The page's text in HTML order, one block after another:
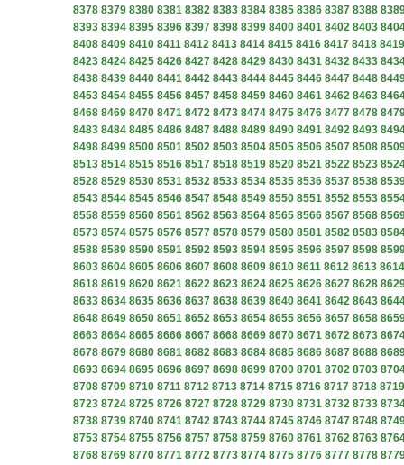
8378 8379 8380 8381 8382 8383 8384 8385 8386 8387 8388
8393 8394 8395 8396 8397 8398 8399 8400 8401 8402 8403
8408 8409 8410 8411 8412 8413 8414 8415 8416 8417 8418 8419
8423 8424 8425 8426 8427 8428 8429 8430 8431 8432 8433
8438 8439 8440 8441 8442 8443 8444 8445 8446 8447 8448
8453 8454 8455 8456 8457 8458 8459 8460 8461 8462 8463
8468 8469 8470 8471 8472 8473 8474 8475 8476 8477 8478
8483 8484 8485 8486 8487 8488 8489 8490 8491 8492 8493
8498 8499 8500 8501 8502 8503 8504 8505 8506 8507 8508
8513 8514 8515 8516 8517 8518 8519 8520 8521 8522 8523
8528 8529 8530 8531 8532 8533 8534 8535 8536 8537 8538
8543 8544 8545 8546 8547 8548 8549 8550 8551 8552 8553
8558 8559 8560 8561 8562 8563 8564 8565 8566 8567 8568
8573 8574 8575 8576 8577 8578 8579 8580 8581 8582 8583
8588 8589 8590 8591 8592 8593 8594 8595 8596 8597 8598
8603 8604 8605 8606 8607 8608 8609 8610 8611 8612 8613 8614
8618 8619 8620 8621 8622 8623 8624 8625 8626 8627 8628
8633 8634 8635 8636 8637 8638 8639 8640 8641 8642 8643
8648 8649 8650 8651 8652 8653 8654 8655 8656 8657 8658
8663 8664 8665 8666 8667 8668 8669 8670 8671 8672 8673
8678 8679 8680 8681 8682 8683 8684 8685 8686 8687 8688
8693 8694 8695 8696 8697 8698 8699 8700 8701 8702 8703
8708 8709 8710 8711 8712 8713 8714 8715 8716 8717 8718 8719
8723 8724 8725 8726 8727 8728 8729 8730 8731 8732 8733
8738 8739 8740 8741 8742 8743 8744 8745 8746 8747 8748
8753 8754 8755 8756 8757 8758 8759 8760 8761 8762 8763
8768 8769 8770 8771 8772 8773 8774 8775 8776 8777 8778